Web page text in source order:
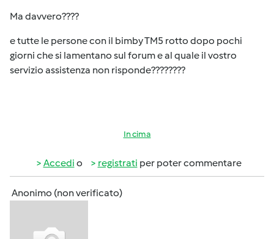
Ma davvero????
e tutte le persone con il bimby TM5 rotto dopo pochi
giorni che si lamentano sul forum e al quale il vostro
servizio assistenza non risponde????????
In cima
Accedi o registrati per poter commentare
Anonimo (non verificato)